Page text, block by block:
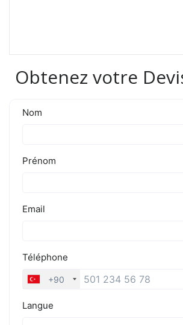
Obtenez votre